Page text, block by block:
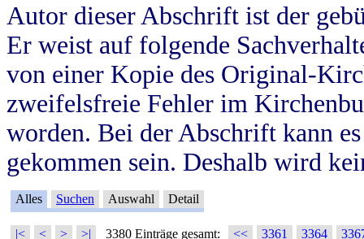
Autor dieser Abschrift ist der
Er weist auf folgende
von einer Kopie des Original-
zweifelsfreie Fehler im
worden. Bei der Abschrift kann
gekommen sein. Deshalb wird
Alles Suchen Auswahl Detail
|< < > >| 3380 Einträge gesamt: << 3361 3364